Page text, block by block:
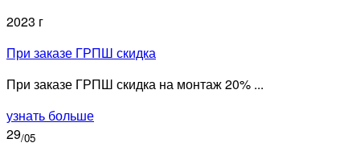
2023 г
При заказе ГРПШ скидка
При заказе ГРПШ скидка на монтаж 20% ...
узнать больше
29/05